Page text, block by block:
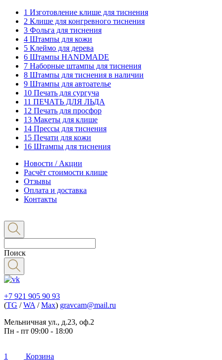
1 Изготовление клише для тиснения
2 Клише для конгревного тиснения
3 Фольга для тиснения
4 Штампы для кожи
5 Клеймо для дерева
6 Штампы HANDMADE
7 Наборные штампы для тиснения
8 Штампы для тиснения в наличии
9 Штампы для автоателье
10 Печать для сургуча
11 ПЕЧАТЬ ДЛЯ ЛЬДА
12 Печать для просфор
13 Макеты для клише
14 Прессы для тиснения
15 Печати для кожи
16 Штампы для тиснения
Новости / Акции
Расчёт стоимости клише
Отзывы
Оплата и доставка
Контакты
Поиск
+7 921 905 90 93
(TG /WA /Max) gravcam@mail.ru
Мельничная ул., д.23, оф.2
Пн - пт 09:00 - 18:00
1
Корзина